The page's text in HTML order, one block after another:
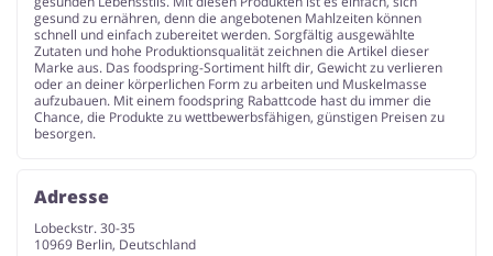
gesund zu ernähren, denn die angebotenen Mahlzeiten können
schnell und einfach zubereitet werden. Sorgfältig ausgewählte
Zutaten und hohe Produktionsqualität zeichnen die Artikel dieser
Marke aus. Das foodspring-Sortiment hilft dir, Gewicht zu verlieren
oder an deiner körperlichen Form zu arbeiten und Muskelmasse
aufzubauen. Mit einem foodspring Rabattcode hast du immer die
Chance, die Produkte zu wettbewerbsfähigen, günstigen Preisen zu
besorgen.
Adresse
Lobeckstr. 30-35
10969 Berlin, Deutschland